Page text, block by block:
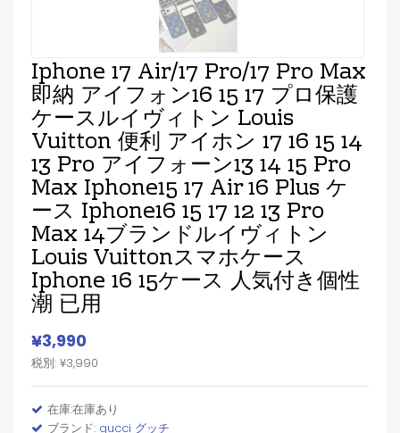
Iphone 17 Air/17 Pro/17 Pro Max
即納 アイフォン16 15 17 プロ保護
ケースルイヴィトン Louis
Vuitton 便利 アイホン 17 16 15 14
13 Pro アイフォーン13 14 15 Pro
Max Iphone15 17 Air 16 Plus ケ
ース Iphone16 15 17 12 13 Pro
Max 14ブランドルイヴィトン
Louis Vuittonスマホケース
Iphone 16 15ケース 人気付き個性
潮 已用
¥3,990
税別: ¥3,990
在庫:在庫あり
ブランド: gucci グッチ